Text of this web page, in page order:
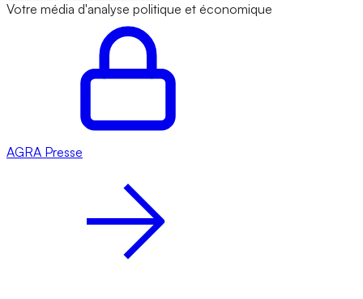
Votre média d'analyse politique et économique
AGRA Presse